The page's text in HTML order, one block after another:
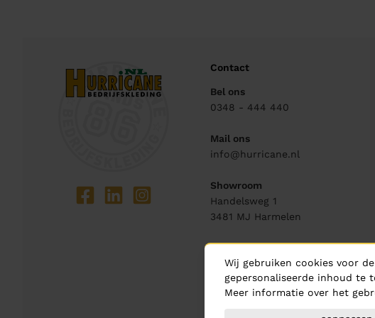
Contact
Bel ons
0348 - 444 440
Mail ons
info@hurricane.nl
Showroom
Handelsweg 1
3481 MJ Harmelen
Openingstijden
Maandag t/m donderdag
08:30 - 17.30 uur
Vrijdag
Wij gebruiken cookies voor
gepersonaliseerde inhoud te
Meer informatie over het